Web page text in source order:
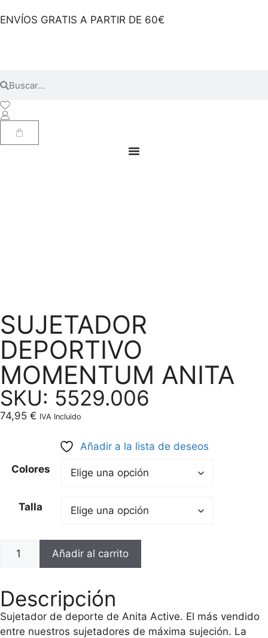
ENVÍOS GRATIS A PARTIR DE 60€
SUJETADOR
DEPORTIVO
MOMENTUM ANITA
SKU: 5529.006
74,95 € IVA Incluido
Añadir a la lista de deseos
Colores
Talla
Añadir al carrito
Descripción
Sujetador de deporte de Anita Active. El más vendido
entre nuestros sujetadores de máxima sujeción. La